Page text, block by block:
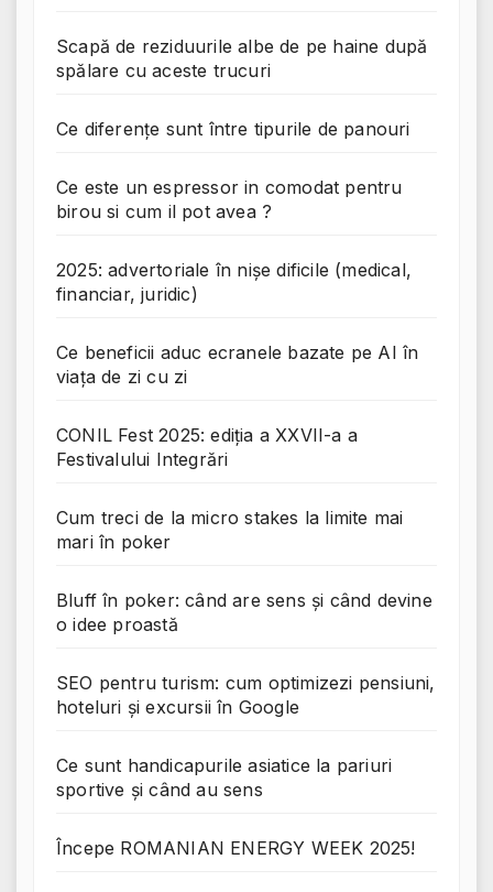
Scapă de reziduurile albe de pe haine după
spălare cu aceste trucuri
Ce diferențe sunt între tipurile de panouri
Ce este un espressor in comodat pentru
birou si cum il pot avea ?
2025: advertoriale în nișe dificile (medical,
financiar, juridic)
Ce beneficii aduc ecranele bazate pe AI în
viața de zi cu zi
CONIL Fest 2025: ediția a XXVII-a a
Festivalului Integrări
Cum treci de la micro stakes la limite mai
mari în poker
Bluff în poker: când are sens și când devine
o idee proastă
SEO pentru turism: cum optimizezi pensiuni,
hoteluri și excursii în Google
Ce sunt handicapurile asiatice la pariuri
sportive și când au sens
Începe ROMANIAN ENERGY WEEK 2025!